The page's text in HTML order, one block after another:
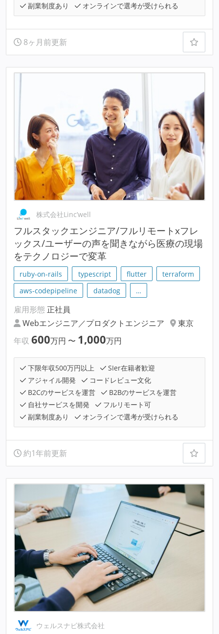
副業制度あり
オンラインで選考が受けられる
8ヶ月前更新
株式会社Linc’well
フルスタックエンジニア/フルリモートxフレ
ックス/ユーザーの声を聞きながら医療の現場
をテクノロジーで変革
ruby-on-rails typescript flutter
terraform
aws-codepipeline
datadog …
雇用形態 正社員
Webエンジニア／プロダクトエンジニア
東京
年収 600万円 〜 1,000万円
下限年収500万円以上
SIer在籍者歓迎
アジャイル開発
コードレビュー文化
B2Cのサービスを運営
B2Bのサービスを運営
自社サービスを開発
フルリモート可
副業制度あり
オンラインで選考が受けられる
約1年前更新
ウェルスナビ株式会社